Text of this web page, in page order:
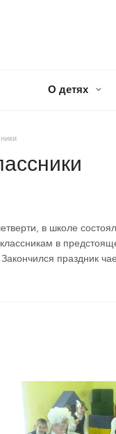
О детях
в школе
в
праздник